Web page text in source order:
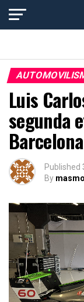
Luis
segunda
Barcelona
Published
By